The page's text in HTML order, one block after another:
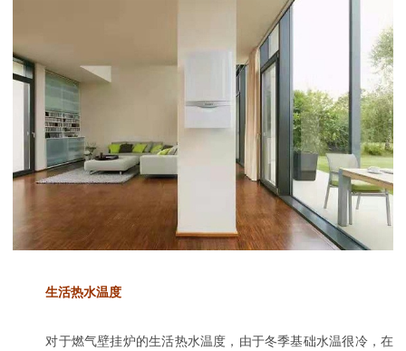
生活热水温度
对于燃气壁挂炉的生活热水温度，由于冬季基础水温很冷，在